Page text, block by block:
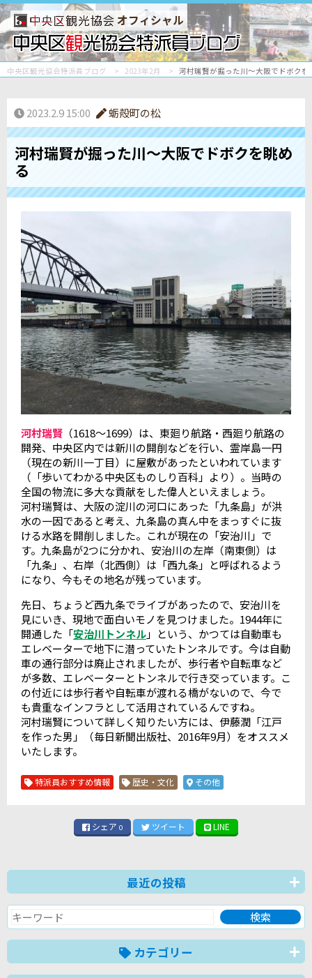
オフィシャル
中央区観光協会特派員ブログ 2023年2月 河村瑞賢が掘った川～大阪でドボクを
2023.2.9 15:00 蛎殻町の松
河村瑞賢が掘った川～大阪でドボクを眺め
る
河村瑞賢 （1618～1699）は、東廻り航路・西廻り航路の
開発、中央区内では新川の開削などを行い、霊岸島一円
（現在の新川一丁目）に屋敷があったといわれています
（「歩いてわかる中央区ものしり百科」より）。当時の
全国の物流に多大な貢献をした偉人といえましょう。
河村瑞賢は、大阪の淀川の河口にあった「九条島」が洪
水の一因であると考え、九条島の真ん中をまっすぐに抜
ける水路を開削しました。これが現在の「安治川」で
す。九条島が2つに分かれ、安治川の左岸（南東側）は
「九条」、右岸（北西側）は「西九条」と呼ばれるよう
になり、今もその地名が残っています。
先日、ちょうど西九条でライブがあったので、安治川を
見にいき、現地で面白いモノを見つけました。1944年に
開通した「安治川トンネル」という、かつては自動車も
エレベーターで地下に潜っていたトンネルです。今は自動
車の通行部分は廃止されましたが、歩行者や自転車など
が多数、エレベーターとトンネルで行き交っています。こ
の付近には歩行者や自転車が渡れる橋がないので、今で
も貴重なインフラとして活用されているんですね。
河村瑞賢について詳しく知りたい方には、伊藤潤「江戸
を作った男」（毎日新聞出版社、2016年9月）をオススメ
いたします。
特派員おすすめ情報 歴史・文化 その他
シェア 0 ツイート LINE
最近の投稿
カテゴリー